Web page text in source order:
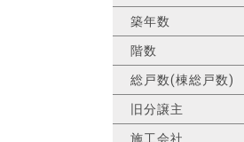
築年数
階数
総戸数(棟総戸数)
旧分譲主
施工会社